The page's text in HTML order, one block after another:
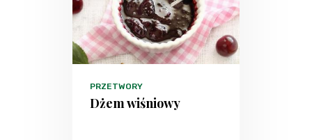
PRZETWORY
Dżem wiśniowy